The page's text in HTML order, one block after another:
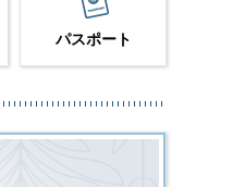
パスポート